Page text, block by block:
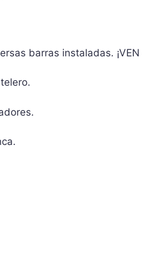
barras instaladas. ¡VEN